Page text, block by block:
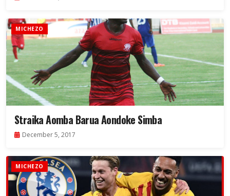
MICHEZO
Straika Aomba Barua Aondoke Simba
December 5, 2017
MICHEZO